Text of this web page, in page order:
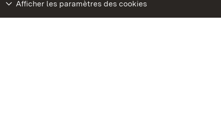
Afficher les paramètres des cookies
Rendez-nous visite